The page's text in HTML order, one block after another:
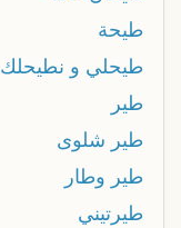
طيحة
طيحلي و نطيحلك
طير
طير شلوى
طير وطار
طيرتيني